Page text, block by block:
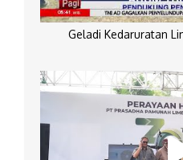
Geladi Kedaruratan